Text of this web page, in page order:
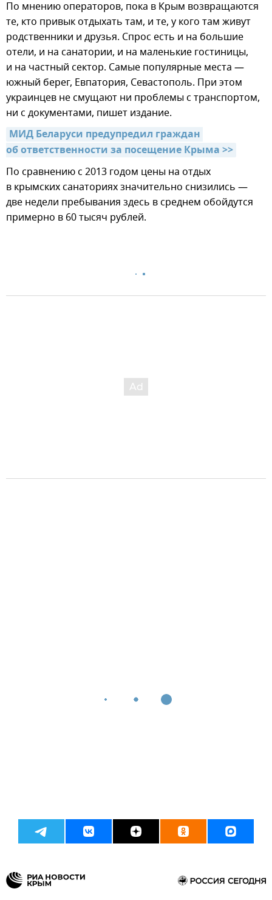
По мнению операторов, пока в Крым возвращаются
те, кто привык отдыхать там, и те, у кого там живут
родственники и друзья. Спрос есть и на большие
отели, и на санатории, и на маленькие гостиницы,
и на частный сектор. Самые популярные места —
южный берег, Евпатория, Севастополь. При этом
украинцев не смущают ни проблемы с транспортом,
ни с документами, пишет издание.
МИД Беларуси предупредил граждан
об ответственности за посещение Крыма >>
По сравнению с 2013 годом цены на отдых
в крымских санаториях значительно снизились —
две недели пребывания здесь в среднем обойдутся
примерно в 60 тысяч рублей.